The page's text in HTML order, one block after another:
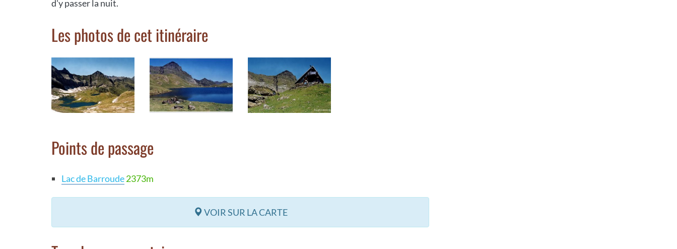
d'y passer la nuit.
Les photos de cet itinéraire
Points de passage
Lac de Barroude2373m
VOIR SUR LA CARTE